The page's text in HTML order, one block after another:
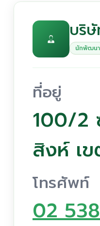
บริ
นักพัฒน
ที่อยู่
100/2
สิงห์ เ
โทรศัพท์
02